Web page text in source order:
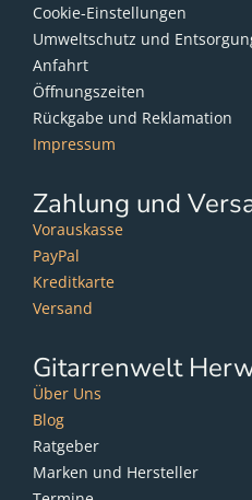
Cookie-Einstellungen
Umweltschutz und
Anfahrt
Öffnungszeiten
Rückgabe und Reklamation
Impressum
Zahlung und
Vorauskasse
PayPal
Kreditkarte
Versand
Gitarrenwelt
Über Uns
Blog
Ratgeber
Marken und Hersteller